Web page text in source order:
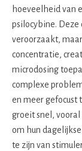
hoeveelheid van
psilocybine. Deze
veroorzaakt,
concentratie,
microdosing
complexe
en meer gefocust
groeit snel,
om hun
te zijn van